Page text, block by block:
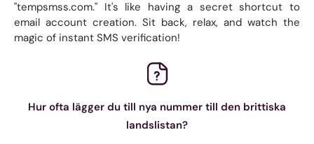
"tempsmss.com." It's like having a secret shortcut to
email account creation. Sit back, relax, and watch the
magic of instant SMS verification!
Hur ofta lägger du till nya nummer till den brittiska
landslistan?